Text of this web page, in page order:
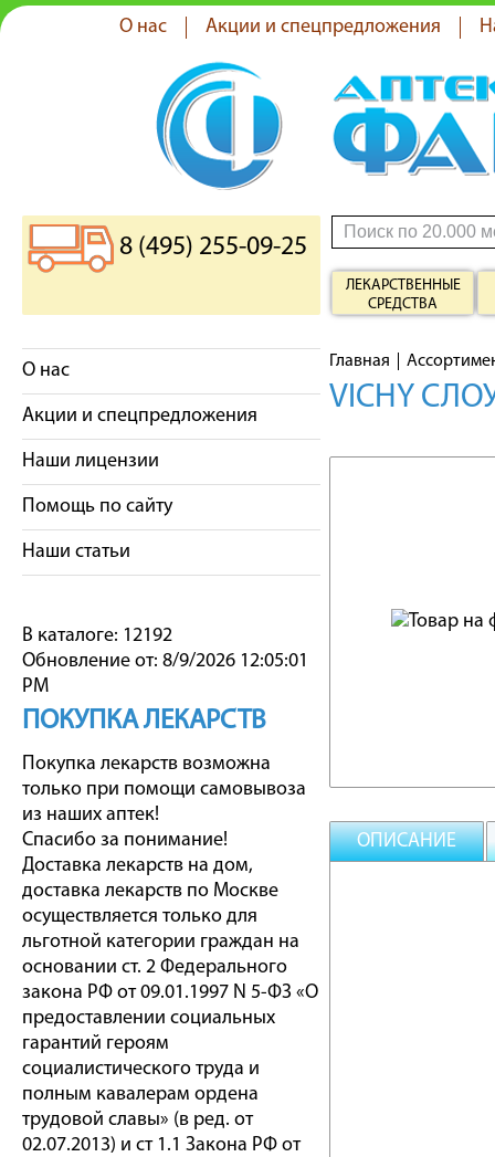
О нас Акции и спецпредложения
8 (495) 255-09-25
ЛЕКАРСТВЕННЫЕ
СРЕДСТВА
О нас
Акции и спецпредложения
Наши лицензии
Помощь по сайту
Наши статьи
В каталоге: 12192
Обновление от: 8/9/2026 12:05:01
PM
ПОКУПКА ЛЕКАРСТВ
Покупка лекарств возможна
только при помощи самовывоза
из наших аптек!
Спасибо за понимание!
Доставка лекарств на дом,
доставка лекарств по Москве
осуществляется только для
льготной категории граждан на
основании ст. 2 Федерального
закона РФ от 09.01.1997 N 5-ФЗ «О
предоставлении социальных
гарантий героям
социалистического труда и
полным кавалерам ордена
трудовой славы» (в ред. от
02.07.2013) и ст 1.1 Закона РФ от
Главная
VICHY
ОПИСАНИЕ